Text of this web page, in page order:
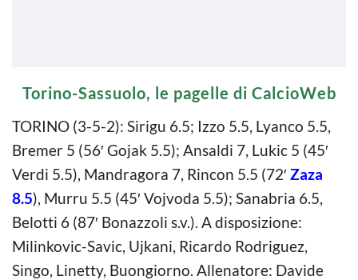
Torino-Sassuolo, le pagelle di CalcioWeb
TORINO (3-5-2): Sirigu 6.5; Izzo 5.5, Lyanco 5.5,
Bremer 5 (56′ Gojak 5.5); Ansaldi 7, Lukic 5 (45′
Verdi 5.5), Mandragora 7, Rincon 5.5 (72′ Zaza
8.5), Murru 5.5 (45′ Vojvoda 5.5); Sanabria 6.5,
Belotti 6 (87′ Bonazzoli s.v.). A disposizione:
Milinkovic-Savic, Ujkani, Ricardo Rodriguez,
Singo, Linetty, Buongiorno. Allenatore: Davide